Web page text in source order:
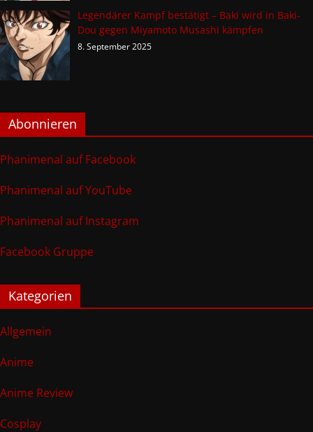
Legendärer Kampf bestätigt – Baki wird in Baki-
Dou gegen Miyamoto Musashi kämpfen
8. September 2025
Abonnieren
Phanimenal auf Facebook
Phanimenal auf YouTube
Phanimenal auf Instagram
Facebook Gruppe
Kategorien
Allgemein
Anime
Anime Review
Cosplay